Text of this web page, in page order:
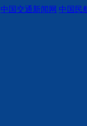
中国交通新闻网 中国民